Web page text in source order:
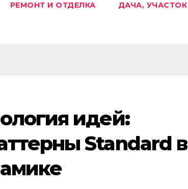
РЕМОНТ И ОТДЕЛКА ДАЧА, УЧАСТОК
идей:
Standard в